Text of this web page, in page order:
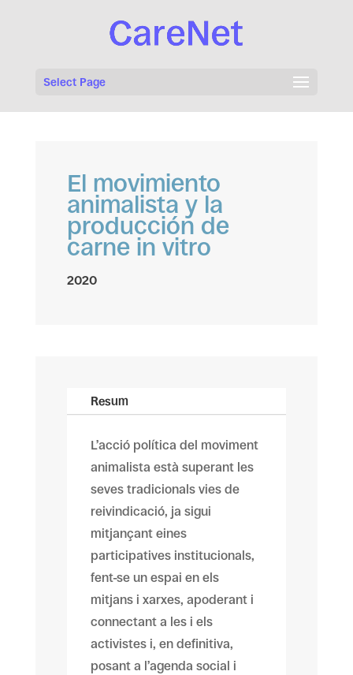
Select Page
El movimiento
animalista y la
producción de
carne in vitro
2020
Resum
L’acció política del moviment
animalista està superant les
seves tradicionals vies de
reivindicació, ja sigui
mitjançant eines
participatives institucionals,
fent-se un espai en els
mitjans i xarxes, apoderant i
connectant a les i els
activistes i, en definitiva,
posant a l’agenda social i